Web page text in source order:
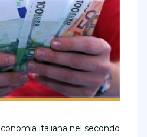
italiana nel secondo